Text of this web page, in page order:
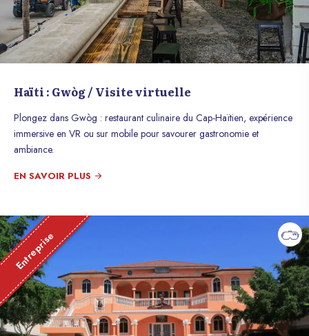
Haïti : Gwòg / Visite virtuelle
Plongez dans Gwòg : restaurant culinaire du Cap-Haïtien, expérience
immersive en VR ou sur mobile pour savourer gastronomie et
ambiance.
EN SAVOIR PLUS
Entreprise